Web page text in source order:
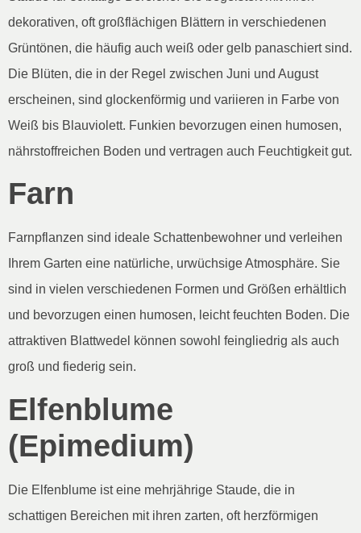
dekorativen, oft großflächigen Blättern in verschiedenen
Grüntönen, die häufig auch weiß oder gelb panaschiert sind.
Die Blüten, die in der Regel zwischen Juni und August
erscheinen, sind glockenförmig und variieren in Farbe von
Weiß bis Blauviolett. Funkien bevorzugen einen humosen,
nährstoffreichen Boden und vertragen auch Feuchtigkeit gut.
Farn
Farnpflanzen sind ideale Schattenbewohner und verleihen
Ihrem Garten eine natürliche, urwüchsige Atmosphäre. Sie
sind in vielen verschiedenen Formen und Größen erhältlich
und bevorzugen einen humosen, leicht feuchten Boden. Die
attraktiven Blattwedel können sowohl feingliedrig als auch
groß und fiederig sein.
Elfenblume
(Epimedium)
Die Elfenblume ist eine mehrjährige Staude, die in
schattigen Bereichen mit ihren zarten, oft herzförmigen